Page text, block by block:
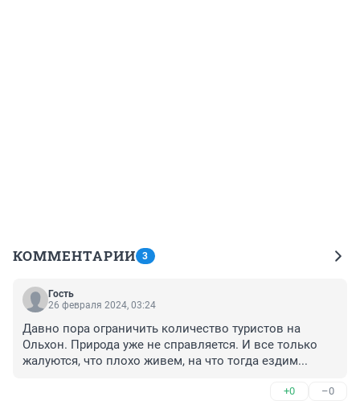
КОММЕНТАРИИ 3
Гость
26 февраля 2024, 03:24
Давно пора ограничить количество туристов на
Ольхон. Природа уже не справляется. И все только
жалуются, что плохо живем, на что тогда ездим...
+0 –0